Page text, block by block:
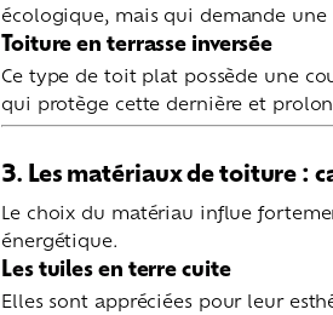
écologique, mais qui demande
Toiture en terrasse inversée
Ce type de toit plat possède une
qui protège cette dernière et
3. Les matériaux de toiture :
Le choix du matériau influe
énergétique.
Les tuiles en terre cuite
Elles sont appréciées pour leur